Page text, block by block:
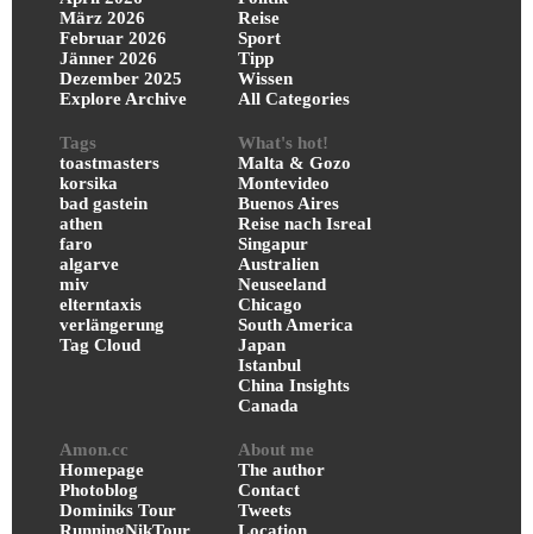
März 2026
Februar 2026
Jänner 2026
Dezember 2025
Explore Archive
Reise
Sport
Tipp
Wissen
All Categories
Tags
toastmasters
korsika
bad gastein
athen
faro
algarve
miv
elterntaxis
verlängerung
Tag Cloud
What's hot!
Malta & Gozo
Montevideo
Buenos Aires
Reise nach Isreal
Singapur
Australien
Neuseeland
Chicago
South America
Japan
Istanbul
China Insights
Canada
Amon.cc
Homepage
Photoblog
Dominiks Tour
About me
The author
Contact
Tweets